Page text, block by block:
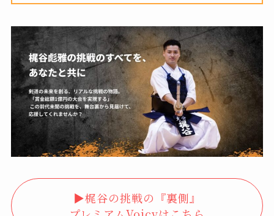
▶︎梶谷の挑戦の『裏側』